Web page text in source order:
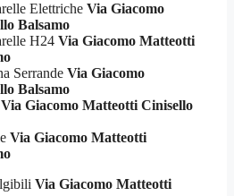
Elettriche Via Giacomo
Balsamo
H24 Via Giacomo Matteotti
Serrande Via Giacomo
Balsamo
Via Giacomo Matteotti Cinisello
Via Giacomo Matteotti
Via Giacomo Matteotti